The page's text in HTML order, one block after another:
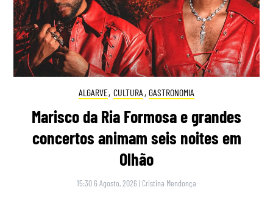
ALGARVE, CULTURA , GASTRONOMIA
Marisco da Ria Formosa e grandes
concertos animam seis noites em
Olhão
15:30 6 Agosto, 2026 | Cristina Mendonça